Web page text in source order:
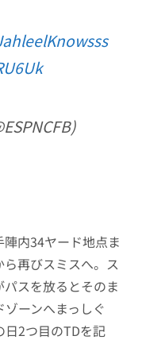
内34ヤード地点ま
再びスミスへ。ス
スを放るとそのま
ーンへまっしぐ
日2つ目のTDを記